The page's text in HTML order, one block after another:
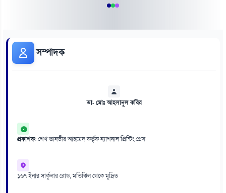
সম্পাদক
ডা. মোঃ আহসানুল কবির
প্রকাশক:শেখ তানভীর আহমেদ কর্তৃক ন্যাশনাল প্রিন্টিং প্রেস
১৬৭ ইনার সার্কুলার রোড, মতিঝিল থেকে মুদ্রিত